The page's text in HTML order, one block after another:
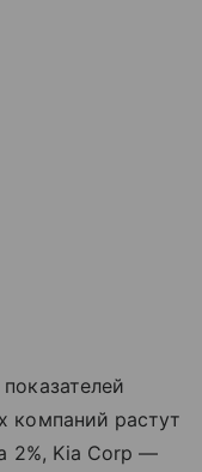
компаний растут
2%, Kia Corp —